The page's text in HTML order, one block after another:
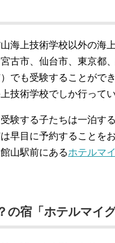
海上技術学校以外の海
古市、仙台市、東京都
でも受験することがで
技術学校でしか行ってい
験する子たちは一泊す
早目に予約することを
山駅前にあるホテルマ
の宿「ホテルマイグ